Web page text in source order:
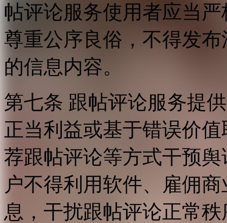
帖评论服务使用者应当
尊重公序良俗，不得发
的信息内容。
第七条 跟帖评论服务提
正当利益或基于错误价
荐跟帖评论等方式干预
户不得利用软件、雇佣
息，干扰跟帖评论正常